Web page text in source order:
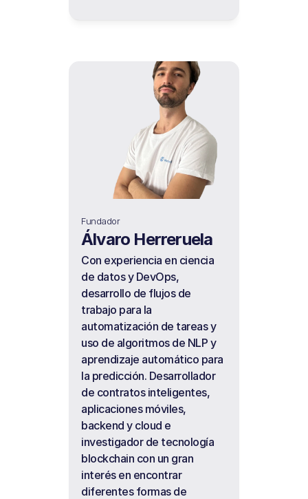
Fundador
Álvaro Herreruela
Con experiencia en ciencia
de datos y DevOps,
desarrollo de flujos de
trabajo para la
automatización de tareas y
uso de algoritmos de NLP y
aprendizaje automático para
la predicción. Desarrollador
de contratos inteligentes,
aplicaciones móviles,
backend y cloud e
investigador de tecnología
blockchain con un gran
interés en encontrar
diferentes formas de